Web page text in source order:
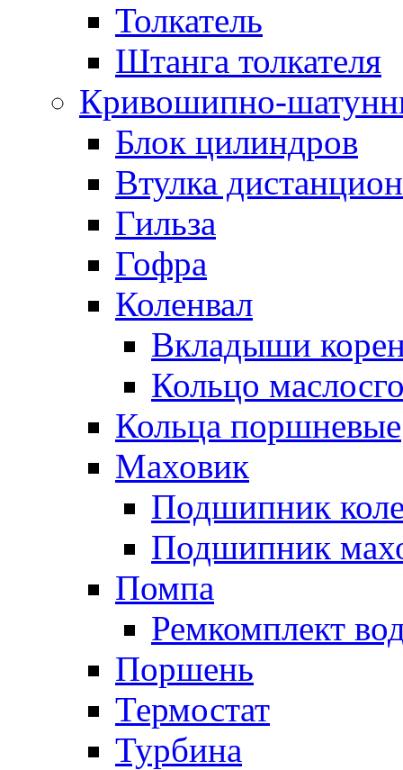
Толкатель
Штанга толкателя
Кривошипно-
Блок цилиндров
Втулка
Гильза
Гофра
Коленвал
Вкладыши
Кольцо
Кольца поршневые
Маховик
Подшипник
Подшипник
Помпа
Ремкомплект
Поршень
Термостат
Турбина